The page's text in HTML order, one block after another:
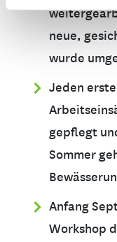
neue,
wurde
Jeden
gepflegt
Sommer
Anfang
Workshop